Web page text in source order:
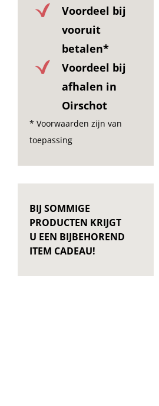
Voordeel bij
vooruit
betalen*
Voordeel bij
afhalen in
Oirschot
* Voorwaarden zijn van
toepassing
BIJ SOMMIGE
PRODUCTEN KRIJGT
U EEN BIJBEHOREND
ITEM CADEAU!